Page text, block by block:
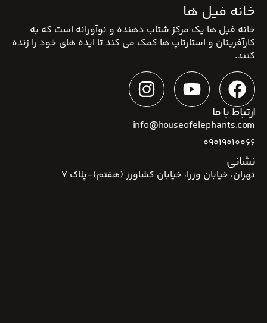
خانه فیل ها
خانه فیل ها یک مرکز شتاب دهنده و نوآورانه است که به
کارآفرینان و استارتاپ ها کمک می کند تا ایده های خود را زنده
کنند.
ارتباط با ما
info@houseofelephants.com
09019010066
نشانی
تهران، خیابان وزرا، خیابان کشاورز (هفتم)-پلاک 7